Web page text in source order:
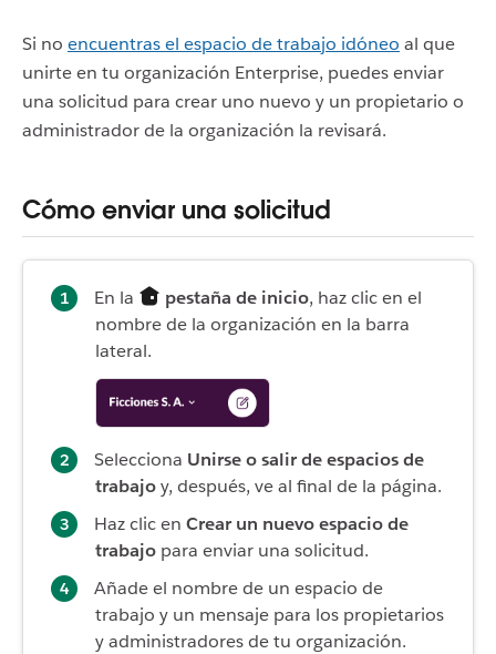
Si no encuentras el espacio de trabajo idóneo al que
unirte en tu organización Enterprise, puedes enviar
una solicitud para crear uno nuevo y un propietario o
administrador de la organización la revisará.
Cómo enviar una solicitud
En la pestaña de inicio, haz clic en el
nombre de la organización en la barra
lateral.
Selecciona Unirse o salir de espacios de
trabajoy, después, ve al final de la página.
Haz clic en Crear un nuevo espacio de
trabajo para enviar una solicitud.
Añade el nombre de un espacio de
trabajo y un mensaje para los propietarios
y administradores de tu organización.